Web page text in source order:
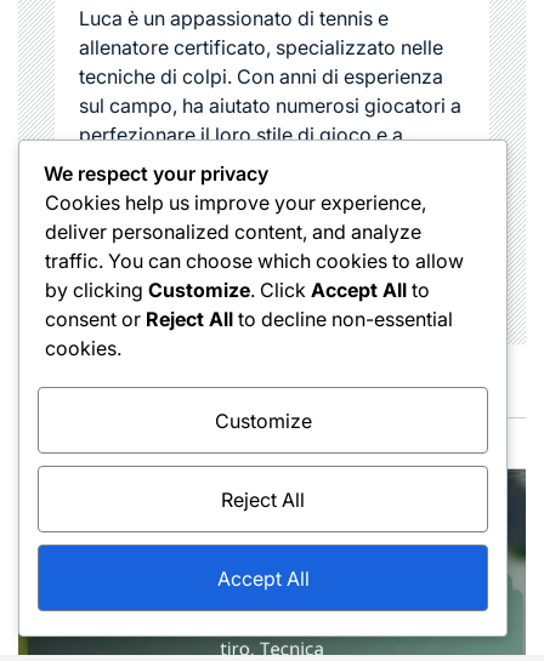
Luca è un appassionato di tennis e
allenatore certificato, specializzato nelle
tecniche di colpi. Con anni di esperienza
sul campo, ha aiutato numerosi giocatori a
perfezionare il loro stile di gioco e a
comprendere le diverse tipologie di colpi
nel tennis. La sua passione per lo sport e
l'insegnamento lo rendono un punto di
riferimento nel mondo del tennis in Italia.
You May Also Like
We respect your privacy
Cookies help us improve your experience,
deliver personalized content, and analyze
traffic. You can choose which cookies to allow
by clicking Customize. Click Accept All to
consent or Reject All to decline non-essential
cookies.
Customize
Reject All
Accept All